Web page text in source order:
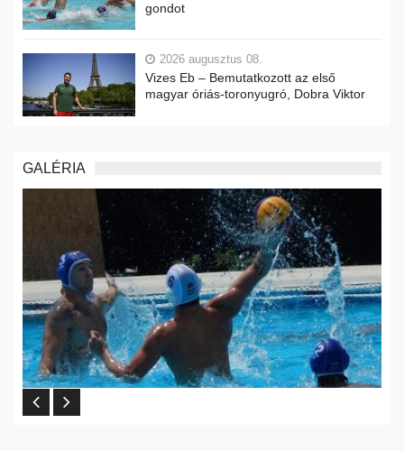
gondot
2026 augusztus 08.
Vizes Eb – Bemutatkozott az első
magyar óriás-toronyugró, Dobra Viktor
GALÉRIA